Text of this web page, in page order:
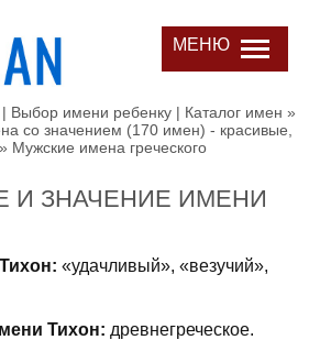
МЕНЮ
Выбор имени ребенку | Каталог имен »
со значением (170 имен) - красивые,
» Мужские имена греческого
И ЗНАЧЕНИЕ ИМЕНИ
«удачливый», «везучий»,
Тихон: древнегреческое.